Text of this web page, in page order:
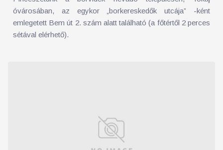
óvárosában, az egykor „borkereskedők utcája” -ként
emlegetett Bem út 2. szám alatt található (a főtértől 2 perces
sétával elérhető).